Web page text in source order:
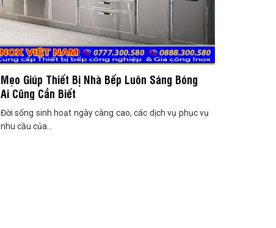
Mẹo Giúp Thiết Bị Nhà Bếp Luôn Sáng Bóng
Ai Cũng Cần Biết
Đời sống sinh hoạt ngày càng cao, các dịch vụ phục vụ
nhu cầu của...